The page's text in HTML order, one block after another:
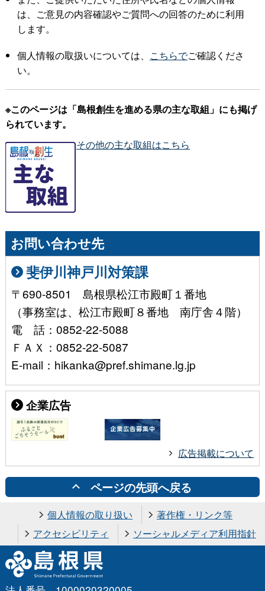
は、ご意見の内容確認やご質問への回答のために利用
します。
個人情報の取扱いについては、 こちらでご確認くださ
い。
※このページは「島根創生を進める県の主な取組」にも掲げ
られています。
その他の主な取組はこちら
お問い合わせ先
斐伊川神戸川対策課
〒690-8501 島根県松江市殿町１番地
（事務室は、松江市殿町８番地 南庁舎４階）
電 話：0852-22-5088
ＦＡＸ：0852-22-5087
E-mail：hikanka@pref.shimane.lg.jp
企業広告
広告掲載について
ページの先頭へ戻る
個人情報の取り扱い
著作権・リンク等
アクセシビリティ
ソーシャルメディア利用指針